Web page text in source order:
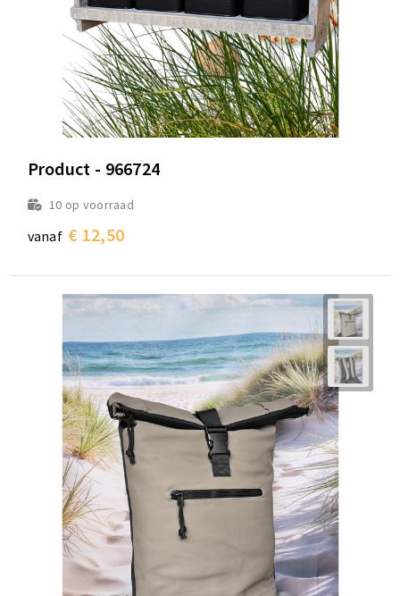
Product - 966724
10 op voorraad
vanaf € 12,50